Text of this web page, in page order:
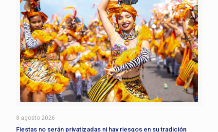
8 agosto 2026
Fiestas no serán privatizadas ni hay riesgos en su tradición